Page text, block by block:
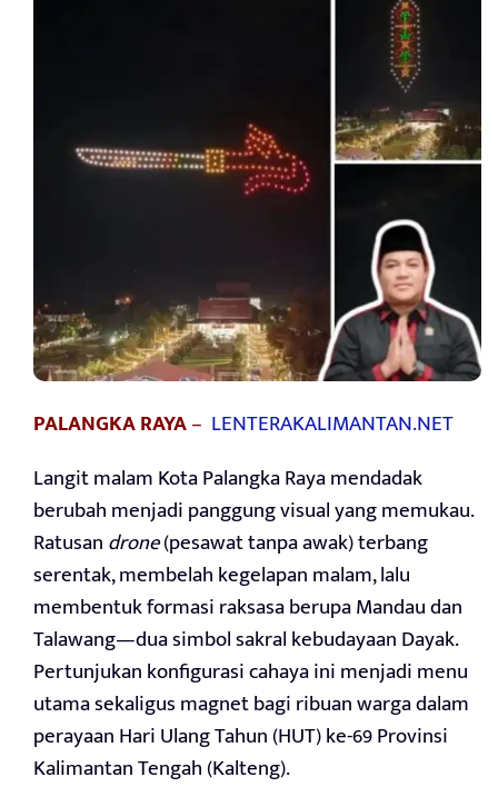
PALANGKA RAYA– LENTERAKALIMANTAN.NET
Langit malam Kota Palangka Raya mendadak
berubah menjadi panggung visual yang memukau.
Ratusandrone(pesawat tanpa awak) terbang
serentak, membelah kegelapan malam, lalu
membentuk formasi raksasa berupa Mandau dan
Talawang—dua simbol sakral kebudayaan Dayak.
Pertunjukan konfigurasi cahaya ini menjadi menu
utama sekaligus magnet bagi ribuan warga dalam
perayaan Hari Ulang Tahun (HUT) ke-69 Provinsi
Kalimantan Tengah (Kalteng).